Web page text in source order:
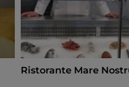
Ristorante Mare